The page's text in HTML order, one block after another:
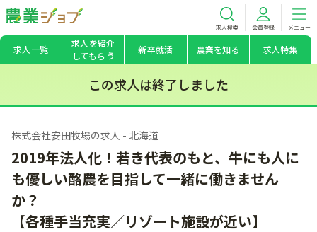
求人検索 会員登録 メニュー
求人一覧
求人を紹介
してもらう
新卒就活 農業を知る 求人特集
この求人は終了しました
株式会社安田牧場の求人 - 北海道
2019年法人化！若き代表のもと、牛にも人に
も優しい酪農を目指して一緒に働きません
か？
【各種手当充実／リゾート施設が近い】